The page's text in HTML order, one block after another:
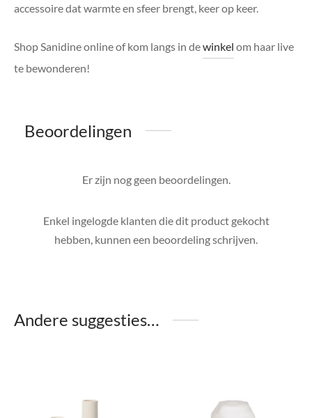
accessoire dat warmte en sfeer brengt, keer op keer.
Shop Sanidine online of kom langs in dewinkel om haar live
te bewonderen!
Beoordelingen
Er zijn nog geen beoordelingen.
Enkel ingelogde klanten die dit product gekocht
hebben, kunnen een beoordeling schrijven.
Andere suggesties…